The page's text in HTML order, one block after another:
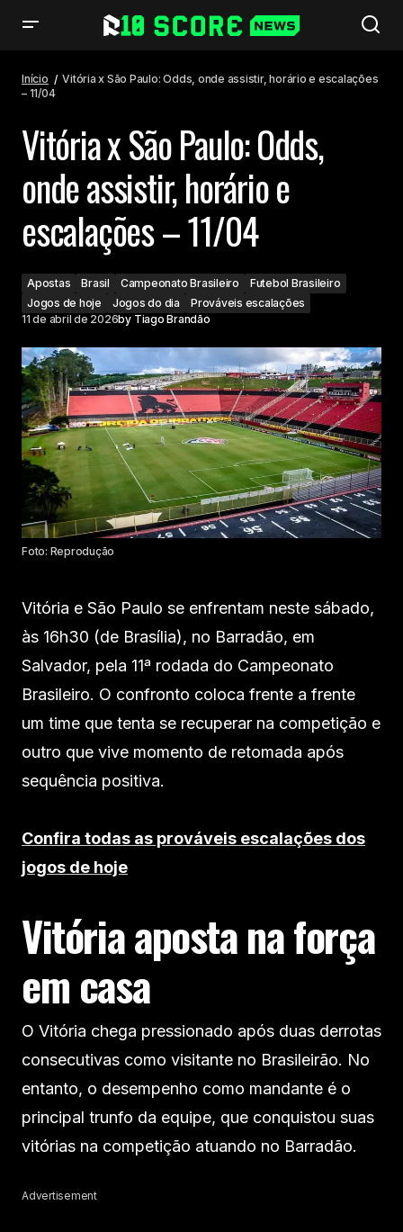
Início
Vitória x São Paulo: Odds, onde assistir, horário e escalações
– 11/04
Vitória x São Paulo: Odds,
onde assistir, horário e
escalações – 11/04
Apostas Brasil Campeonato Brasileiro
Futebol Brasileiro
Jogos de hoje
Jogos do dia
Prováveis escalações
11 de abril de 2026by Tiago Brandão
Foto: Reprodução
Vitória e São Paulo se enfrentam neste sábado,
às 16h30 (de Brasília), no Barradão, em
Salvador, pela 11ª rodada do Campeonato
Brasileiro. O confronto coloca frente a frente
um time que tenta se recuperar na competição e
outro que vive momento de retomada após
sequência positiva.
Confira todas as prováveis escalações dos
jogos de hoje
Vitória aposta na força
em casa
O Vitória chega pressionado após duas derrotas
consecutivas como visitante no Brasileirão. No
entanto, o desempenho como mandante é o
principal trunfo da equipe, que conquistou suas
vitórias na competição atuando no Barradão.
Advertisement